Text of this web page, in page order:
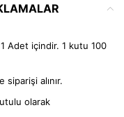
Adet içindir. 1 kutu 100
alınır.
olarak